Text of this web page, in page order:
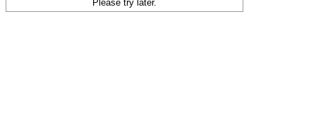
Please try later.